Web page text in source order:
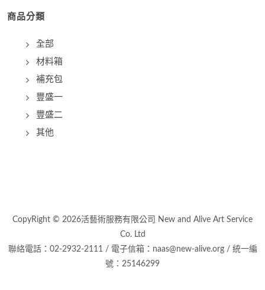
商品分類
全部
材料箱
補充包
豐盛一
豐盛二
其他
CopyRight © 2026活藝術服務有限公司 New and Alive Art Service
Co. Ltd
聯絡電話：02-2932-2111 / 電子信箱：naas@new-alive.org / 統一編
號：25146299